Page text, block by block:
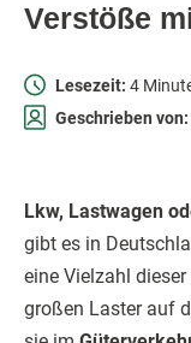
Verstöße
Lesezeit: 4
Geschrieben von:
Lkw, Lastwagen
gibt es in
eine Vielzahl
großen Laster auf